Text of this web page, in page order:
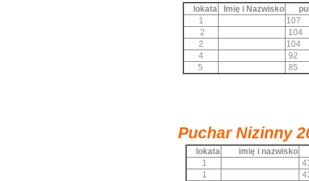
lokata Imię i Nazwisko
1
107
2
104
2
104
4
92
5
85
Puchar Nizinny
lokata imię i nazwisko
1
1